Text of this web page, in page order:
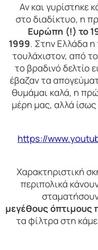
Αν και γυρίστηκε
στο διαδίκτυο, η
Ευρώπη (!) το
1999. Στην Ελλάδα η
τουλάχιστον, από
το βραδινό δελτίο
έβαζαν τα
θυμάμαι καλά, η
μέρη μας, αλλά ίσως
https://
Χαρακτηριστική
περιπολικά
μεγέθους όπτιμους
τα φίλτρα στη